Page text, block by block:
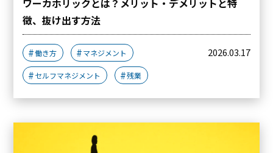
ワーカホリックとは？メリット・デメリットと特
徴、抜け出す方法
働き方 マネジメント
セルフマネジメント 残業
2026.03.17